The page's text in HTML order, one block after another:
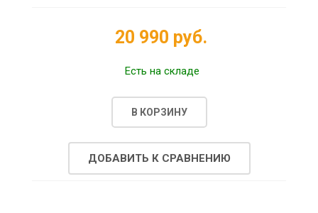
20 990 руб.
Есть на складе
В КОРЗИНУ
ДОБАВИТЬ К СРАВНЕНИЮ